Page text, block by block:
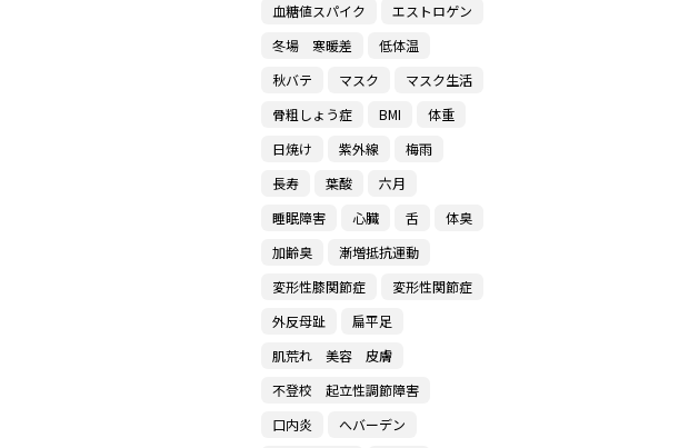
血糖値スパイク
エストロゲン
冬場 寒暖差
低体温
秋バテ
マスク
マスク生活
骨粗しょう症
BMI
体重
日焼け
紫外線
梅雨
長寿
葉酸
六月
睡眠障害
心臓 舌
体臭
加齢臭
漸増抵抗運動
変形性膝関節症
変形性関節症
外反母趾
扁平足
肌荒れ 美容 皮膚
不登校 起立性調節障害
口内炎
へバーデン